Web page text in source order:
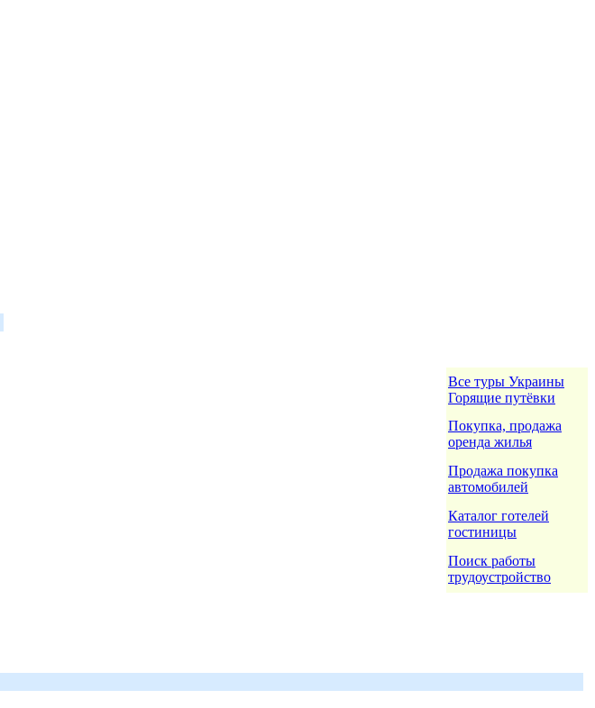
Все туры Украины
Горящие путёвки
Покупка, продажа
оренда жилья
Продажа покупка
автомобилей
Каталог готелей
гостиницы
Поиск работы
трудоустройство